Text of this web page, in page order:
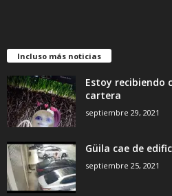
Incluso más noticias
Estoy recibiendo
cartera
septiembre 29, 2021
Güila cae de
septiembre 25, 2021